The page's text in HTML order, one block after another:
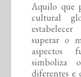
Aquilo que
cultural
superar o
aspectos
simboliza
diferentes e